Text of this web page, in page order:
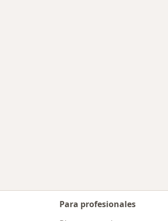
Para profesionales